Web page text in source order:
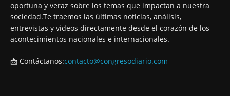
oportuna y veraz sobre los temas que impactan a nuestra
sociedad.Te traemos las últimas noticias, análisis,
entrevistas y videos directamente desde el corazón de los
acontecimientos nacionales e internacionales.
📩 Contáctanos:contacto@congresodiario.com